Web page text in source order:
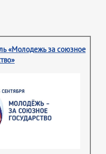
«Молодежь за союзное